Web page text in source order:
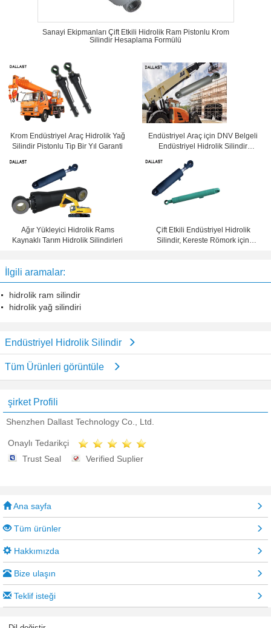
Sanayi Ekipmanları Çift Etkili Hidrolik Ram Pistonlu Krom
Silindir Hesaplama Formülü
Krom Endüstriyel Araç Hidrolik Yağ
Silindir Pistonlu Tip Bir Yıl Garanti
Endüstriyel Araç için DNV Belgeli
Endüstriyel Hidrolik Silindir
Ağır Yükleyici Hidrolik Rams
Kaynaklı Tarım Hidrolik Silindirleri
Çift Etkili Endüstriyel Hidrolik
Silindir, Kereste Römork için
İlgili aramalar:
hidrolik ram silindir
hidrolik yağ silindiri
Endüstriyel Hidrolik Silindir
Tüm Ürünleri görüntüle
şirket Profili
Shenzhen Dallast Technology Co., Ltd.
Onaylı Tedarikçi
Trust Seal
Verified Suplier
Ana sayfa
Tüm ürünler
Hakkımızda
Bize ulaşın
Teklif isteği